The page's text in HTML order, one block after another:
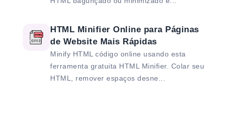
HTML Minifier Online para Páginas
de Website Mais Rápidas
Minify HTML código online usando esta
ferramenta gratuita HTML Minifier. Colar seu
HTML, remover espaços desne...